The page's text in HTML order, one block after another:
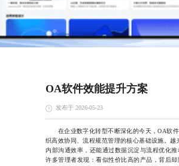
OA软件效能提升方案
发布于 2026-05-23
在企业数字化转型不断深化的今天，OA软件
织高效协同、流程规范管理的核心基础设施。
内部沟通效率，还能通过数据沉淀与流程优化
许多管理者发现：看似性价比高的产品，背后